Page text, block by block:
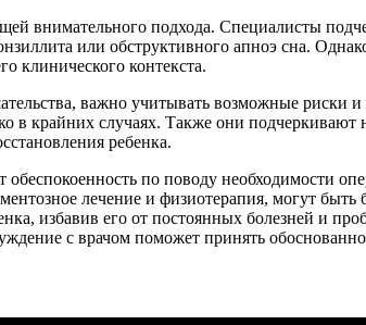
внимательного подхода. Специалисты
или обструктивного апноэ сна.
клинического контекста.
важно учитывать возможные риски
в крайних случаях. Также они подчеркивают
ребенка.
по поводу необходимости
лечение и физиотерапия, могут
избавив его от постоянных болезней и
с врачом поможет принять